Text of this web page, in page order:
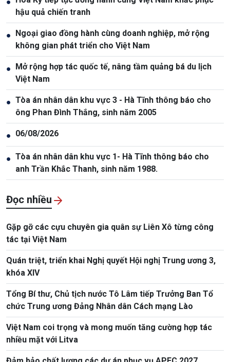
hậu quả chiến tranh
● Ngoại giao đồng hành cùng doanh nghiệp, mở rộng
không gian phát triển cho Việt Nam
● Mở rộng hợp tác quốc tế, nâng tầm quảng bá du lịch
Việt Nam
● Tòa án nhân dân khu vực 3 - Hà Tĩnh thông báo cho
ông Phan Đình Thắng, sinh năm 2005
● 06/08/2026
● Tòa án nhân dân khu vực 1- Hà Tĩnh thông báo cho
anh Trần Khắc Thanh, sinh năm 1988.
Đọc nhiều
Gặp gỡ các cựu chuyên gia quân sự Liên Xô từng công
tác tại Việt Nam
Quán triệt, triển khai Nghị quyết Hội nghị Trung ương 3,
khóa XIV
Tổng Bí thư, Chủ tịch nước Tô Lâm tiếp Trưởng Ban Tổ
chức Trung ương Đảng Nhân dân Cách mạng Lào
Việt Nam coi trọng và mong muốn tăng cường hợp tác
nhiều mặt với Litva